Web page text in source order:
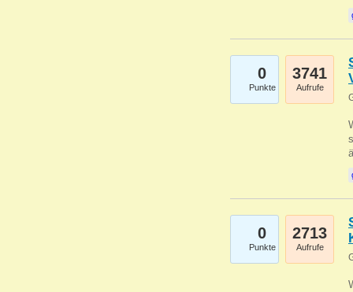
0
Punkte
3741
Aufrufe
0
Punkte
2713
Aufrufe